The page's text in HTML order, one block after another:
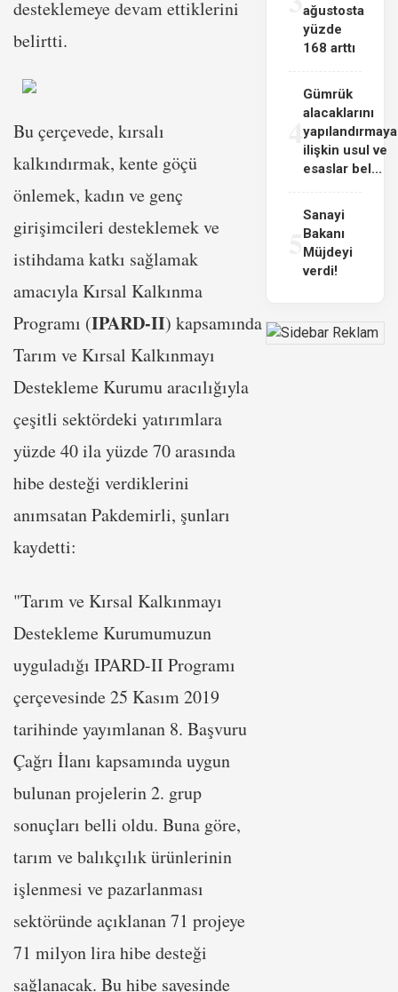
desteklemeye devam ettiklerini
belirtti.
Bu çerçevede, kırsalı
kalkındırmak, kente göçü
önlemek, kadın ve genç
girişimcileri desteklemek ve
istihdama katkı sağlamak
amacıyla Kırsal Kalkınma
Programı (IPARD-II) kapsamında
Tarım ve Kırsal Kalkınmayı
Destekleme Kurumu aracılığıyla
çeşitli sektördeki yatırımlara
yüzde 40 ila yüzde 70 arasında
hibe desteği verdiklerini
anımsatan Pakdemirli, şunları
kaydetti:
"Tarım ve Kırsal Kalkınmayı
Destekleme Kurumumuzun
uyguladığı IPARD-II Programı
çerçevesinde 25 Kasım 2019
tarihinde yayımlanan 8. Başvuru
Çağrı İlanı kapsamında uygun
bulunan projelerin 2. grup
sonuçları belli oldu. Buna göre,
tarım ve balıkçılık ürünlerinin
işlenmesi ve pazarlanması
sektöründe açıklanan 71 projeye
71 milyon lira hibe desteği
sağlanacak. Bu hibe sayesinde
ağustosta
yüzde
168 arttı
4
Gümrük
alacaklarını
yapılandırmaya
ilişkin usul ve
esaslar bel...
Sanayi
Bakanı
Müjdeyi
verdi!